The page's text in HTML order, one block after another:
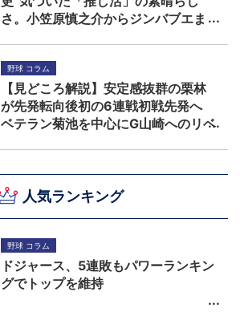
人気ランキング
野球 コラム
ドジャース、5連敗もパワーランキン
グでトップを維持
さ。小笠原慎之介からジンバブエま
野球 コラム
【見どころ解説】安定感抜群の栗林
が先発転向後初の6連戦初戦先発へ
ベテラン菊池を中心にG山崎へのリベ